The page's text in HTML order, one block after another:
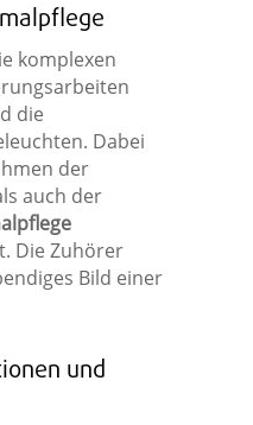
komplexen
die
Dabei
der
auch der
Die Zuhörer
Bild einer
und